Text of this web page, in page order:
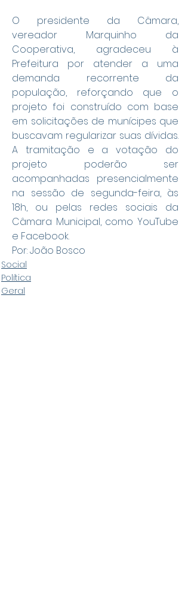
O presidente da Câmara,
vereador Marquinho da
Cooperativa, agradeceu à
Prefeitura por atender a uma
demanda recorrente da
população, reforçando que o
projeto foi construído com base
em solicitações de munícipes que
buscavam regularizar suas dívidas.
A tramitação e a votação do
projeto poderão ser
acompanhadas presencialmente
na sessão de segunda-feira, às
18h, ou pelas redes sociais da
Câmara Municipal, como YouTube
e Facebook.
Por: João Bosco
Social
Política
Geral